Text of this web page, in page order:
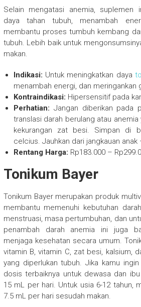
Selain mengatasi anemia, suplemen
daya tahan tubuh, menambah
membantu proses tumbuh kembang
tubuh. Lebih baik untuk
makan.
Indikasi: Untuk meningkatkan daya
menambah energi, dan meringankan
Kontraindikasi: Hipersensitif pada
Perhatian: Jangan diberikan pada
translasi darah berulang atau anemia
kekurangan zat besi. Simpan di
celcius. Jauhkan dari jangkauan anak
Rentang Harga: Rp183.000 –
Tonikum Bayer
Tonikum Bayer merupakan produk
membantu memenuhi kebutuhan
menstruasi, masa pertumbuhan, dan
penambah darah anemia ini juga
menjaga kesehatan secara umum.
vitamin B, vitamin C, zat besi, kalsium,
yang diperlukan tubuh. Jika kamu
dosis terbaiknya untuk dewasa dan
15 mL per hari. Untuk usia 6-12 tahun,
7.5 mL per hari sesudah makan.